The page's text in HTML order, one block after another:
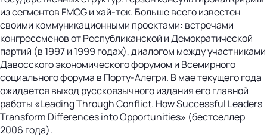
из сегментов FMCG и хай-тек. Больше всего известен
своими коммуникационными проектами: встречами
конгрессменов от Республиканской и Демократической
партий (в 1997 и 1999 годах), диалогом между участниками
Давосского экономического форумом и Всемирного
социального форума в Порту-Алегри. В мае текущего года
ожидается выход русскоязычного издания его главной
работы «Leading Through Conflict. How Successful Leaders
Transform Differences into Opportunities» (бестселлер
2006 года).